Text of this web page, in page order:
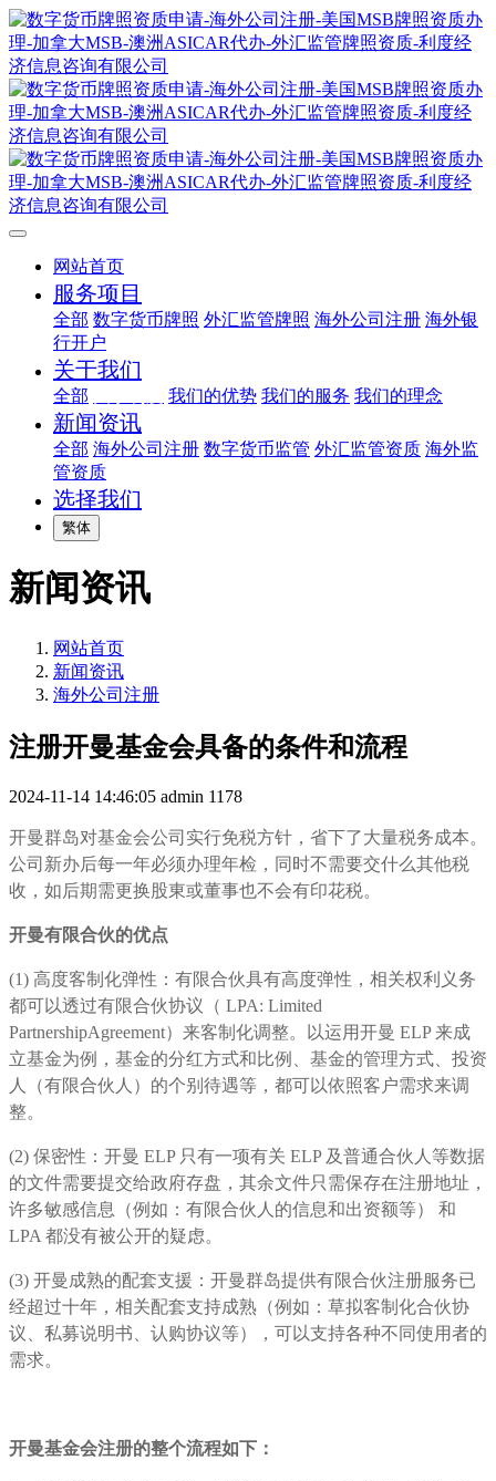
网站首页
服务项目
全部 数字货币牌照 外汇监管牌照 海外公司注册 海外银
行开户
关于我们
全部 我们的优势 我们的服务 我们的理念
新闻资讯
全部 海外公司注册 数字货币监管 外汇监管资质 海外监
管资质
选择我们
繁体
新闻资讯
网站首页
新闻资讯
海外公司注册
注册开曼基金会具备的条件和流程
2024-11-14 14:46:05 admin 1178
开曼群岛对基金会公司实行免税方针，省下了大量税务成本。
公司新办后每一年必须办理年检，同时不需要交什么其他税
收，如后期需更换股東或董事也不会有印花税。
开曼有限合伙的优点
(1) 高度客制化弹性：有限合伙具有高度弹性，相关权利义务
都可以透过有限合伙协议（ LPA: Limited
PartnershipAgreement）来客制化调整。以运用开曼 ELP 来成
立基金为例，基金的分红方式和比例、基金的管理方式、投资
人（有限合伙人）的个别待遇等，都可以依照客户需求来调
整。
(2) 保密性：开曼 ELP 只有一项有关 ELP 及普通合伙人等数据
的文件需要提交给政府存盘，其余文件只需保存在注册地址，
许多敏感信息（例如：有限合伙人的信息和出资额等） 和
LPA 都没有被公开的疑虑。
(3) 开曼成熟的配套支援：开曼群岛提供有限合伙注册服务已
经超过十年，相关配套支持成熟（例如：草拟客制化合伙协
议、私募说明书、认购协议等），可以支持各种不同使用者的
需求。
开曼基金会注册的整个流程如下：